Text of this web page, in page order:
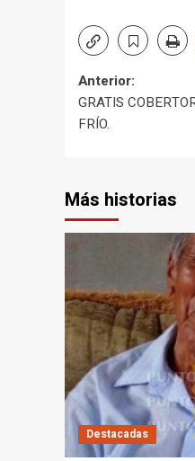
de
Anterior:
GRATIS
FRÍO.
Más historias
Destacadas